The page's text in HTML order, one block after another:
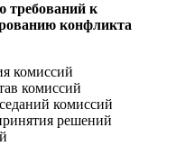
требований к
конфликта
комиссий
комиссий
комиссий
решений